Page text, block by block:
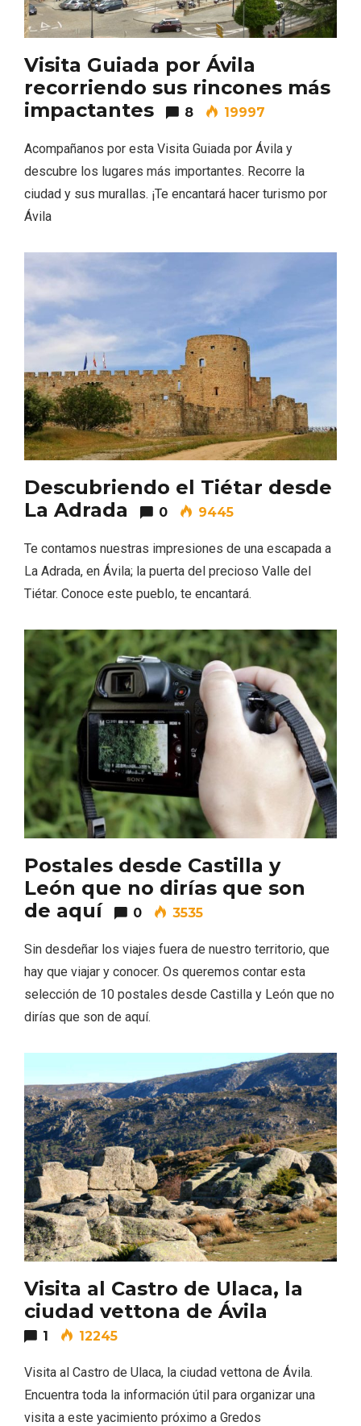
Visita Guiada por Ávila
recorriendo sus rincones más
impactantes
8 19997
Acompañanos por esta Visita Guiada por Ávila y
descubre los lugares más importantes. Recorre la
ciudad y sus murallas. ¡Te encantará hacer turismo por
Ávila
Descubriendo el Tiétar desde
La Adrada
0 9445
Te contamos nuestras impresiones de una escapada a
La Adrada, en Ávila; la puerta del precioso Valle del
Tiétar. Conoce este pueblo, te encantará.
Postales desde Castilla y
León que no dirías que son
de aquí
0 3535
Sin desdeñar los viajes fuera de nuestro territorio, que
hay que viajar y conocer. Os queremos contar esta
selección de 10 postales desde Castilla y León que no
dirías que son de aquí.
Visita al Castro de Ulaca, la
ciudad vettona de Ávila
1 12245
Visita al Castro de Ulaca, la ciudad vettona de Ávila.
Encuentra toda la información útil para organizar una
visita a este yacimiento próximo a Gredos
el Vino y Yo’
Feria del Vino de Toro 2026; descubre
“Otros Vinos de Toro”
V Feria Europea del Queso 2026 en
Serrada
La zonificación como recurso turístico